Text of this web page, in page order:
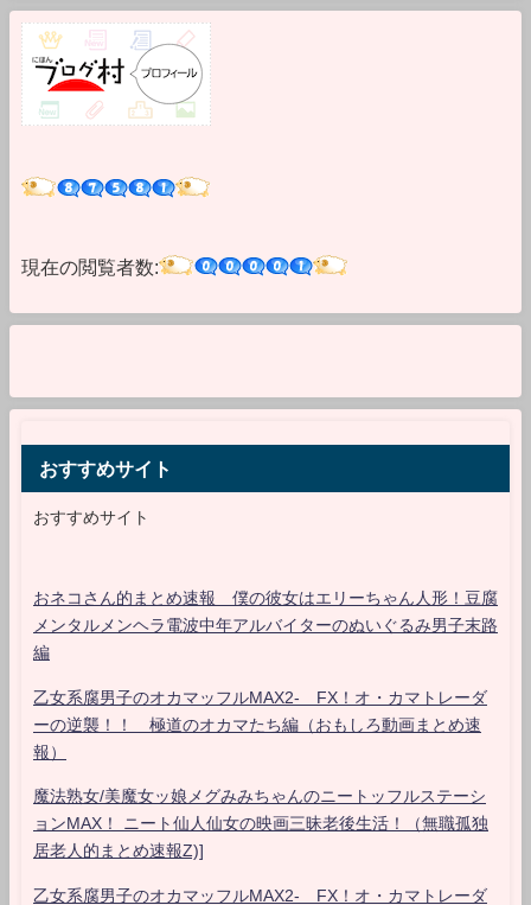
現在の閲覧者数:
おすすめサイト
おすすめサイト
おネコさん的まとめ速報 僕の彼女はエリーちゃん人形！豆腐
メンタルメンヘラ電波中年アルバイターのぬいぐるみ男子末路
編
乙女系腐男子のオカマッフルMAX2- FX！オ・カマトレーダ
ーの逆襲！！ 極道のオカマたち編（おもしろ動画まとめ速
報）
魔法熟女/美魔女ッ娘メグみみちゃんのニートッフルステーシ
ョンMAX！ ニート仙人仙女の映画三昧老後生活！（無職孤独
居老人的まとめ速報Z)]
乙女系腐男子のオカマッフルMAX2- FX！オ・カマトレーダ